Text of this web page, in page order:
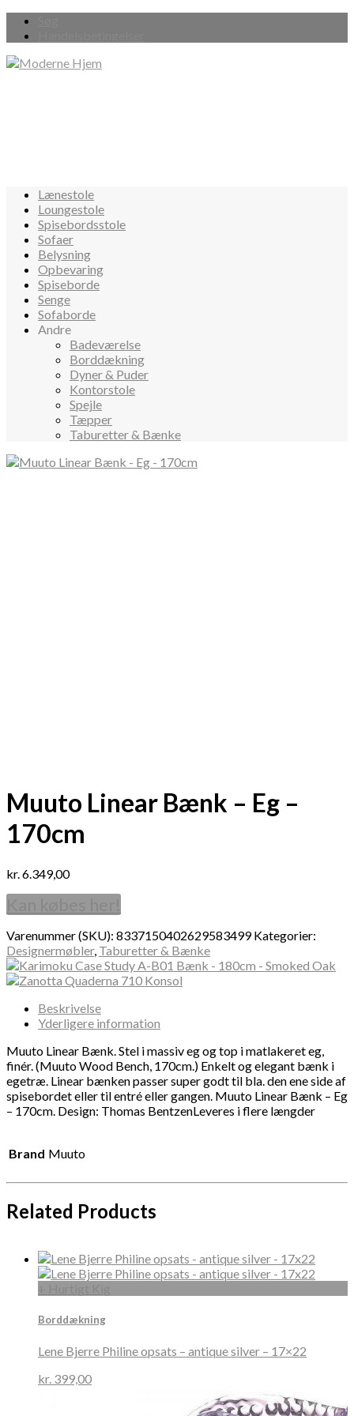
Lænestole
Loungestole
Spisebordsstole
Sofaer
Belysning
Opbevaring
Spiseborde
Senge
Sofaborde
Andre
Badeværelse
Borddækning
Dyner & Puder
Kontorstole
Spejle
Tæpper
Taburetter & Bænke
Muuto Linear Bænk – Eg –
170cm
kr.6.349,00
Varenummer (SKU): 8337150402629583499 Kategorier:
Designermøbler, Taburetter & Bænke
Beskrivelse
Yderligere information
Muuto Linear Bænk. Stel i massiv eg og top i matlakeret eg,
finér. (Muuto Wood Bench, 170cm.) Enkelt og elegant bænk i
egetræ. Linear bænken passer super godt til bla. den ene side af
spisebordet eller til entré eller gangen. Muuto Linear Bænk – Eg
– 170cm. Design: Thomas BentzenLeveres i flere længder
Brand Muuto
Related Products
Borddækning
Lene Bjerre Philine opsats – antique silver – 17×22
kr. 399,00